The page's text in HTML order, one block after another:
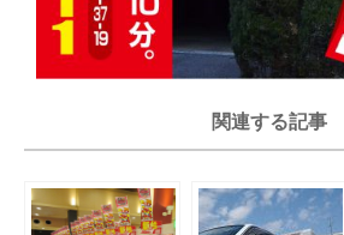
関連する記事